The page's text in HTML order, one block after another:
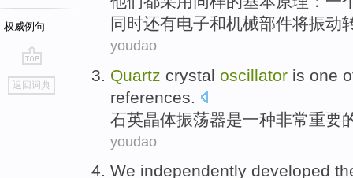
权威例句
go
top
返回词典
同时还有电子和机械部件将振动
youdao
Quartz crystal oscillator is one
references.
石英晶体振荡器是一种非常重要
youdao
We independently developed